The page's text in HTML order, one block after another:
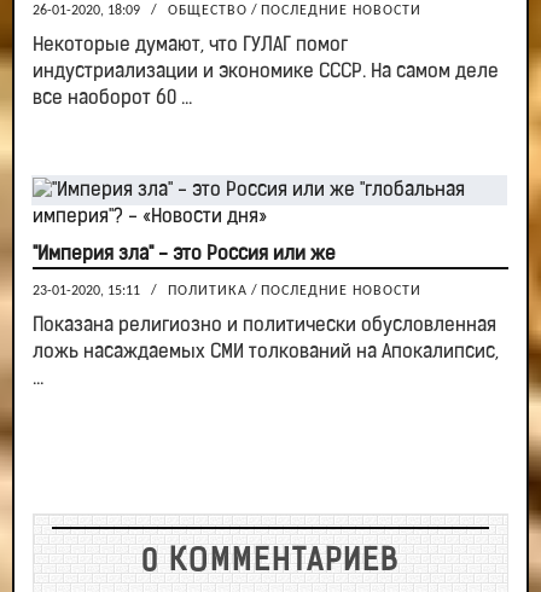
26-01-2020, 18:09 / ОБЩЕСТВО / ПОСЛЕДНИЕ НОВОСТИ
Некоторые думают, что ГУЛАГ помог
индустриализации и экономике СССР. На самом деле
все наоборот 60 ...
"Империя зла" - это Россия или же
23-01-2020, 15:11 / ПОЛИТИКА / ПОСЛЕДНИЕ НОВОСТИ
Показана религиозно и политически обусловленная
ложь насаждаемых СМИ толкований на Апокалипсис,
...
0 КОММЕНТАРИЕВ